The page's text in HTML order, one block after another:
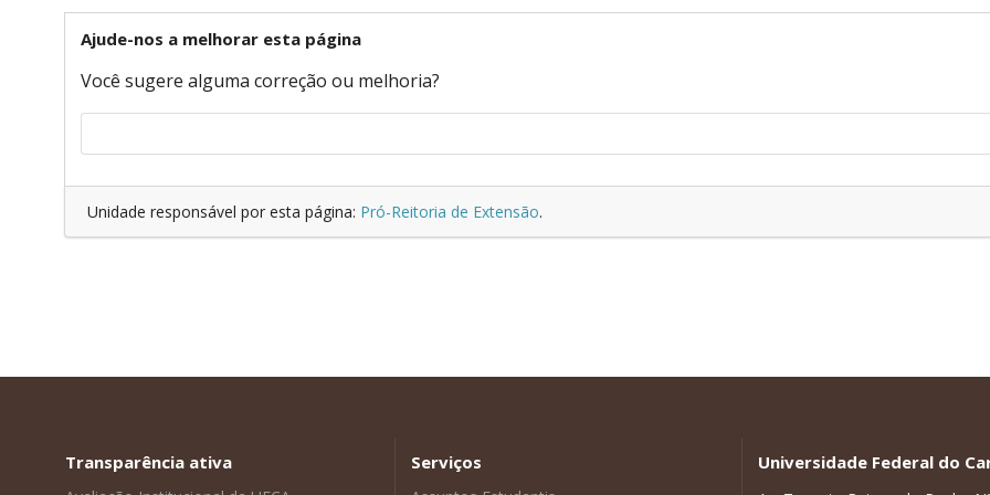
Ajude-nos a melhorar esta página
Você sugere alguma correção ou melhoria?
Unidade responsável por esta página: Pró-Reitoria de Extensão.
Transparência ativa Serviços Universidade Federal do